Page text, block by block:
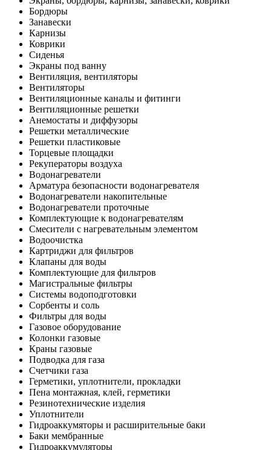
Бордюры
Занавески
Карнизы
Коврики
Сиденья
Экраны под ванну
Вентиляция, вентиляторы
Вентиляторы
Вентиляционные каналы и фитинги
Вентиляционные решетки
Анемостаты и диффузоры
Решетки металлические
Решетки пластиковые
Торцевые площадки
Рекуператоры воздуха
Водонагреватели
Арматура безопасности водонагревателя
Водонагреватели накопительные
Водонагреватели проточные
Комплектующие к водонагревателям
Смесители с нагревательным элементом
Водоочистка
Картриджи для фильтров
Клапаны для воды
Комплектующие для фильтров
Магистральные фильтры
Системы водоподготовки
Сорбенты и соль
Фильтры для воды
Газовое оборудование
Колонки газовые
Краны газовые
Подводка для газа
Счетчики газа
Герметики, уплотнители, прокладки
Пена монтажная, клей, герметики
Резинотехнические изделия
Уплотнители
Гидроаккумяторы и расширительные баки
Баки мембранные
Гидроаккумуляторы